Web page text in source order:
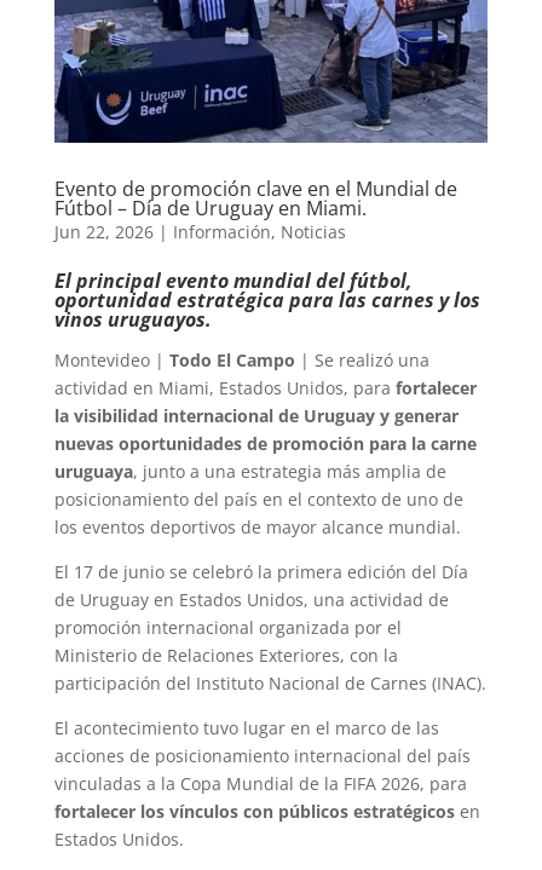
Evento de promoción clave en el Mundial de
Fútbol – Día de Uruguay en Miami.
Jun 22, 2026| Información, Noticias
El principal evento mundial del fútbol,
oportunidad estratégica para las carnes y los
vinos uruguayos.
Montevideo | Todo El Campo | Se realizó una
actividad en Miami, Estados Unidos, para fortalecer
la visibilidad internacional de Uruguay y generar
nuevas oportunidades de promoción para la carne
uruguaya, junto a una estrategia más amplia de
posicionamiento del país en el contexto de uno de
los eventos deportivos de mayor alcance mundial.
El 17 de junio se celebró la primera edición del Día
de Uruguay en Estados Unidos, una actividad de
promoción internacional organizada por el
Ministerio de Relaciones Exteriores, con la
participación del Instituto Nacional de Carnes (INAC).
El acontecimiento tuvo lugar en el marco de las
acciones de posicionamiento internacional del país
vinculadas a la Copa Mundial de la FIFA 2026, para
fortalecer los vínculos con públicos estratégicosen
Estados Unidos.